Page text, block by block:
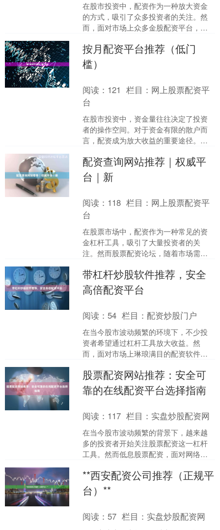
在股市投资中，配资作为一种放大资金
的方式，吸引了众多投资者的关注。然
而，面对市场上众多金股配资平台，如
台成为投资者最关心的问题....
按月配资平台推荐（低门
槛）
阅读： 121 栏目： 网上股票配资平
台
在股市投资中，资金量往往决定了投资
者的操作空间。对于资金有限的散户而
言，配资成为放大收益的重要途径。而
度高，受到越来越多投资者....
配资查询网站推荐｜权威平
台｜新
阅读： 118 栏目： 网上股票配资平
台
在股票市场中，配资作为一种常见的资
金杠杆工具，吸引了大量投资者的关
注。然而股票配资论坛，随着市场需求
找到安全、透明、权威的配资....
带杠杆炒股软件推荐，安全
高倍配资平台
阅读： 54 栏目：配资炒股门户
在当今股市波动频繁的环境下，不少投
资者希望通过杠杆工具放大收益。然
而，面对市场上琳琅满目的配资软件，
杆**的平台，成为许多....
股票配资网站推荐：安全可
靠的在线配资平台选择指南
阅读： 117 栏目： 实盘炒股配资网
在当今股市波动频繁的背景下，越来越
多的投资者开始关注股票配资这一杠杆
工具。然而低息股票配资，面对网络上
全可靠的在线配资网站成为....
**西安配资公司推荐（正规平
台）**
阅读： 57 栏目： 实盘炒股配资网